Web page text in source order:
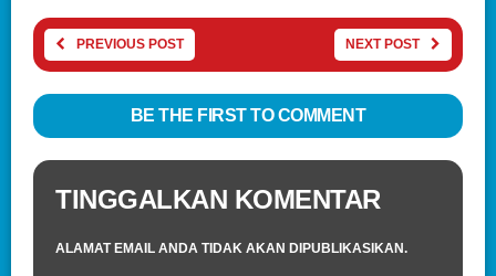
PREVIOUS POST NEXT POST
BE THE FIRST TO COMMENT
TINGGALKAN KOMENTAR
ALAMAT EMAIL ANDA TIDAK AKAN DIPUBLIKASIKAN.